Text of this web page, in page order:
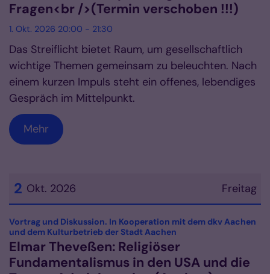
Fragen<br />(Termin verschoben !!!)
1. Okt. 2026 20:00 - 21:30
Das Streiflicht bietet Raum, um gesellschaftlich
wichtige Themen gemeinsam zu beleuchten. Nach
einem kurzen Impuls steht ein offenes, lebendiges
Gespräch im Mittelpunkt.
Mehr
Freitag
2 Okt. 2026
Datum: 2. Oktober 2026
Vortrag und Diskussion. In Kooperation mit dem dkv Aachen
und dem Kulturbetrieb der Stadt Aachen
Elmar Theveßen: Religiöser
Fundamentalismus in den USA und die